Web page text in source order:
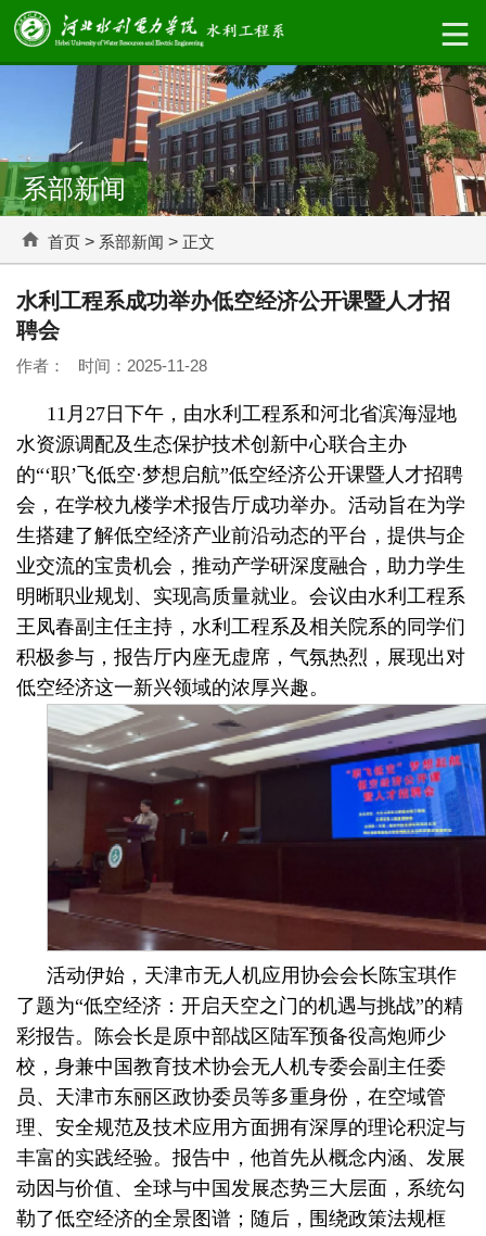
系部新闻
首页 > 系部新闻 > 正文
水利工程系成功举办低空经济公开课暨人才招
聘会
作者： 时间：2025-11-28
11月27日下午，由水利工程系和河北省滨海湿地
水资源调配及生态保护技术创新中心联合主办
的“‘职’飞低空·梦想启航”低空经济公开课暨人才招聘
会，在学校九楼学术报告厅成功举办。活动旨在为学
生搭建了解低空经济产业前沿动态的平台，提供与企
业交流的宝贵机会，推动产学研深度融合，助力学生
明晰职业规划、实现高质量就业。会议由水利工程系
王凤春副主任主持，水利工程系及相关院系的同学们
积极参与，报告厅内座无虚席，气氛热烈，展现出对
低空经济这一新兴领域的浓厚兴趣。
活动伊始，天津市无人机应用协会会长陈宝琪作
了题为“低空经济：开启天空之门的机遇与挑战”的精
彩报告。陈会长是原中部战区陆军预备役高炮师少
校，身兼中国教育技术协会无人机专委会副主任委
员、天津市东丽区政协委员等多重身份，在空域管
理、安全规范及技术应用方面拥有深厚的理论积淀与
丰富的实践经验。报告中，他首先从概念内涵、发展
动因与价值、全球与中国发展态势三大层面，系统勾
勒了低空经济的全景图谱；随后，围绕政策法规框